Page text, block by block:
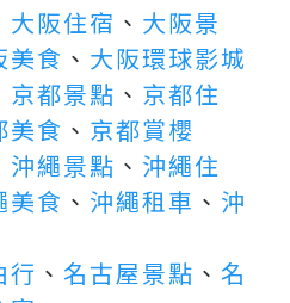
大阪住宿 、 大阪景
美食 、 大阪環球影城
京都景點 、 京都住
美食 、 京都賞櫻
沖繩景點 、 沖繩住
美食 、 沖繩租車 、 沖
行 、 名古屋景點 、 名